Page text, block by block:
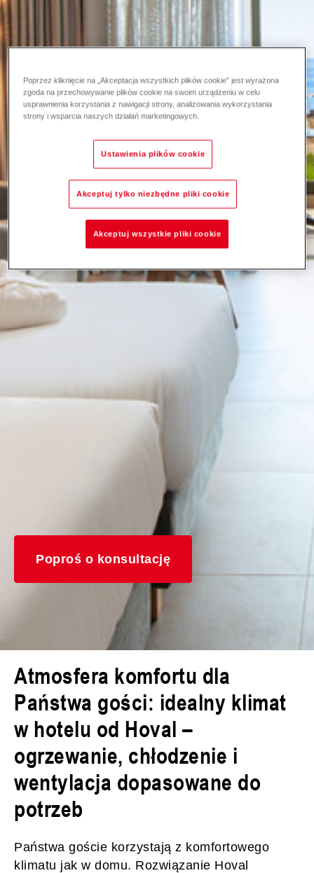
Poproś o konsultację
Atmosfera komfortu dla
Państwa gości: idealny klimat
w hotelu od Hoval –
ogrzewanie, chłodzenie i
wentylacja dopasowane do
potrzeb
Państwa goście korzystają z komfortowego
klimatu jak w domu. Rozwiązanie Hoval
Poprzez kliknięcie na „Akceptacja wszystkich plików cookie” jest wyrażona
zgoda na przechowywanie plików cookie na swoim urządzeniu w celu
usprawnienia korzystania z nawigacji strony, analizowania wykorzystania
strony i wsparcia naszych działań marketingowych.
Ustawienia plików cookie
Akceptuj tylko niezbędne pliki cookie
Akceptuj wszystkie pliki cookie